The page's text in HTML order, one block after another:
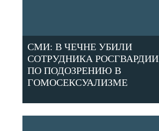
СМИ: В ЧЕЧНЕ УБИЛИ
СОТРУДНИКА РОСГВАРДИИ
ПО ПОДОЗРЕНИЮ В
ГОМОСЕКСУАЛИЗМЕ